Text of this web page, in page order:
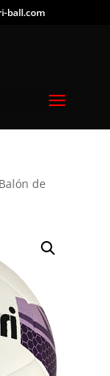
ball.com
de